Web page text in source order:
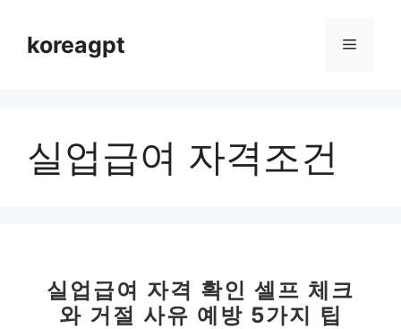
koreagpt 메
실업급여 자격조건
실업급여 자격 확인 셀프 체크
와 거절 사유 예방 5가지 팁